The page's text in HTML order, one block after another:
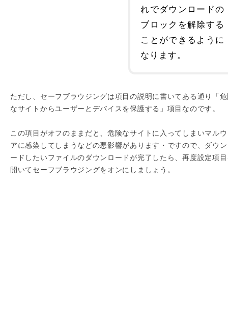
れでダウンロードの
ブロックを解除する
ことができるように
なります。
ただし、セーフブラウジングは項目の説明に書いてある通り「
なサイトからユーザーとデバイスを保護する」項目なのです。
この項目がオフのままだと、危険なサイトに入ってしまいマル
アに感染してしまうなどの悪影響があります・ですので、ダウ
ードしたいファイルのダウンロードが完了したら、再度設定項
開いてセーフブラウジングをオンにしましょう。